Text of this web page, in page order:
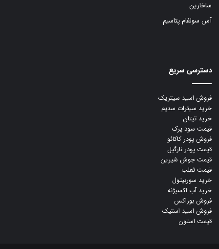
ساخارین
آس سولفام پتاسیم
دسترسی سریع
فروش اسید سیتریک
خرید سیترات سدیم
خرید تیتان
قیمت سود پرک
فروش پودر کاکائو
قیمت پودر نارگیل
قیمت جوش شیرین
قیمت ثعلب
خرید سوربیتول
خرید آب اکسیژنه
فروش بوراکس
فروش اسید استیک
قیمت استون